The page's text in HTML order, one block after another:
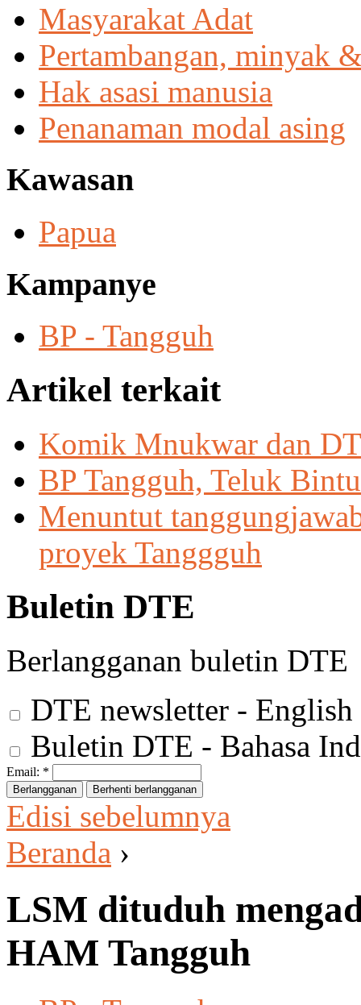
Masyarakat Adat
Pertambangan, minyak
Hak asasi manusia
Penanaman modal asing
Kawasan
Papua
Kampanye
BP - Tangguh
Artikel terkait
Komik Mnukwar dan
BP Tangguh, Teluk
Menuntut
proyek Tanggguh
Buletin DTE
Berlangganan buletin DTE
DTE newsletter - English
Buletin DTE - Bahasa
Email: *
Edisi sebelumnya
Beranda ›
LSM dituduh
HAM Tangguh